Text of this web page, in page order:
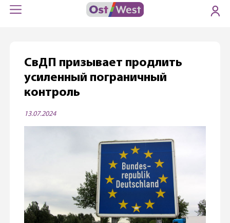
СвДП призывает продлить
усиленный пограничный
контроль
13.07.2024